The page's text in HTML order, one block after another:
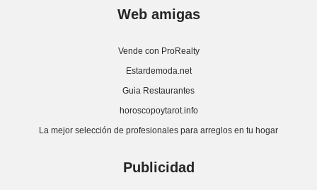
Web amigas
Vende con ProRealty
Estardemoda.net
Guia Restaurantes
horoscopoytarot.info
La mejor selección de profesionales para arreglos en tu hogar
Publicidad